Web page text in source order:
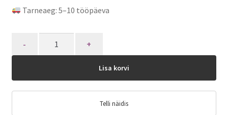
Tarneaeg: 5–10 tööpäeva
Lisa korvi
Telli näidis